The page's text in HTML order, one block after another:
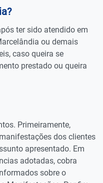
ter sido atendido em
ou demais
caso queira se
prestado ou queira
Primeiramente,
dos clientes
apresentado. Em
adotadas, cobra
sobre o